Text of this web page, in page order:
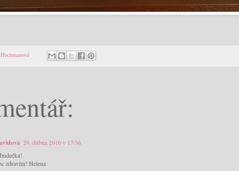
29. dubna 2016 v 17:36
zdravím! Helena